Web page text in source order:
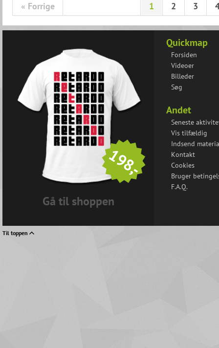
« Forrige 1 2 3
198,-
Gå til shoppen
Quickmap
Forsiden
Videoer
Billeder
Søg
Andet
Seneste
Vis tilfældig
Indsend
Kontakt
Cookies
Bruger
F.A.Q.
Til toppen